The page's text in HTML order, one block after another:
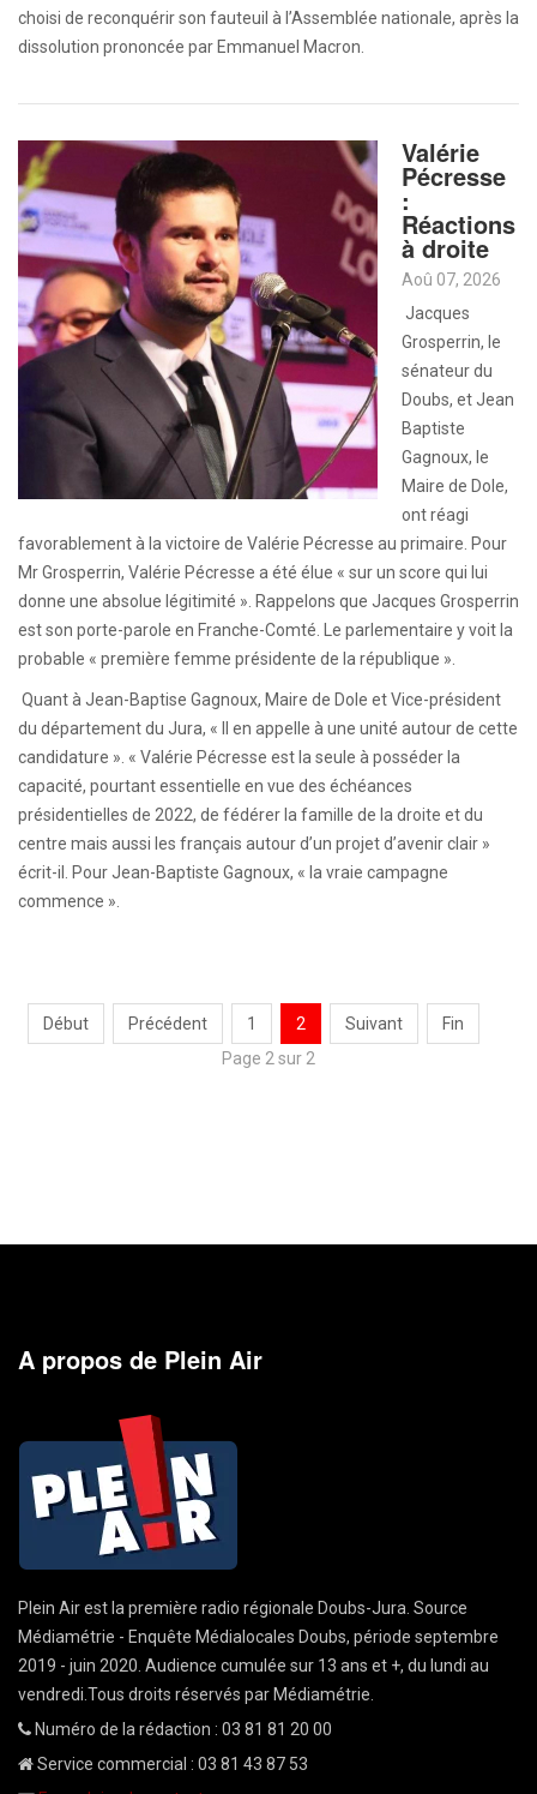
choisi de reconquérir son fauteuil à l’Assemblée nationale, après la
dissolution prononcée par Emmanuel Macron.
Valérie
Pécresse
:
Réactions
à droite
Aoû 07, 2026
Jacques
Grosperrin, le
sénateur du
Doubs, et Jean
Baptiste
Gagnoux, le
Maire de Dole,
ont réagi
favorablement à la victoire de Valérie Pécresse au primaire. Pour
Mr Grosperrin, Valérie Pécresse a été élue « sur un score qui lui
donne une absolue légitimité ». Rappelons que Jacques Grosperrin
est son porte-parole en Franche-Comté. Le parlementaire y voit la
probable « première femme présidente de la république ».
Quant à Jean-Baptise Gagnoux, Maire de Dole et Vice-président
du département du Jura, « Il en appelle à une unité autour de cette
candidature ». « Valérie Pécresse est la seule à posséder la
capacité, pourtant essentielle en vue des échéances
présidentielles de 2022, de fédérer la famille de la droite et du
centre mais aussi les français autour d’un projet d’avenir clair »
écrit-il. Pour Jean-Baptiste Gagnoux, « la vraie campagne
commence ».
Début Précédent 1 2 Suivant
Fin
Page 2 sur 2
A propos de Plein Air
Plein Air est la première radio régionale Doubs-Jura. Source
Médiamétrie - Enquête Médialocales Doubs, période septembre
2019 - juin 2020. Audience cumulée sur 13 ans et +, du lundi au
vendredi.Tous droits réservés par Médiamétrie.
Numéro de la rédaction : 03 81 81 20 00
Service commercial : 03 81 43 87 53